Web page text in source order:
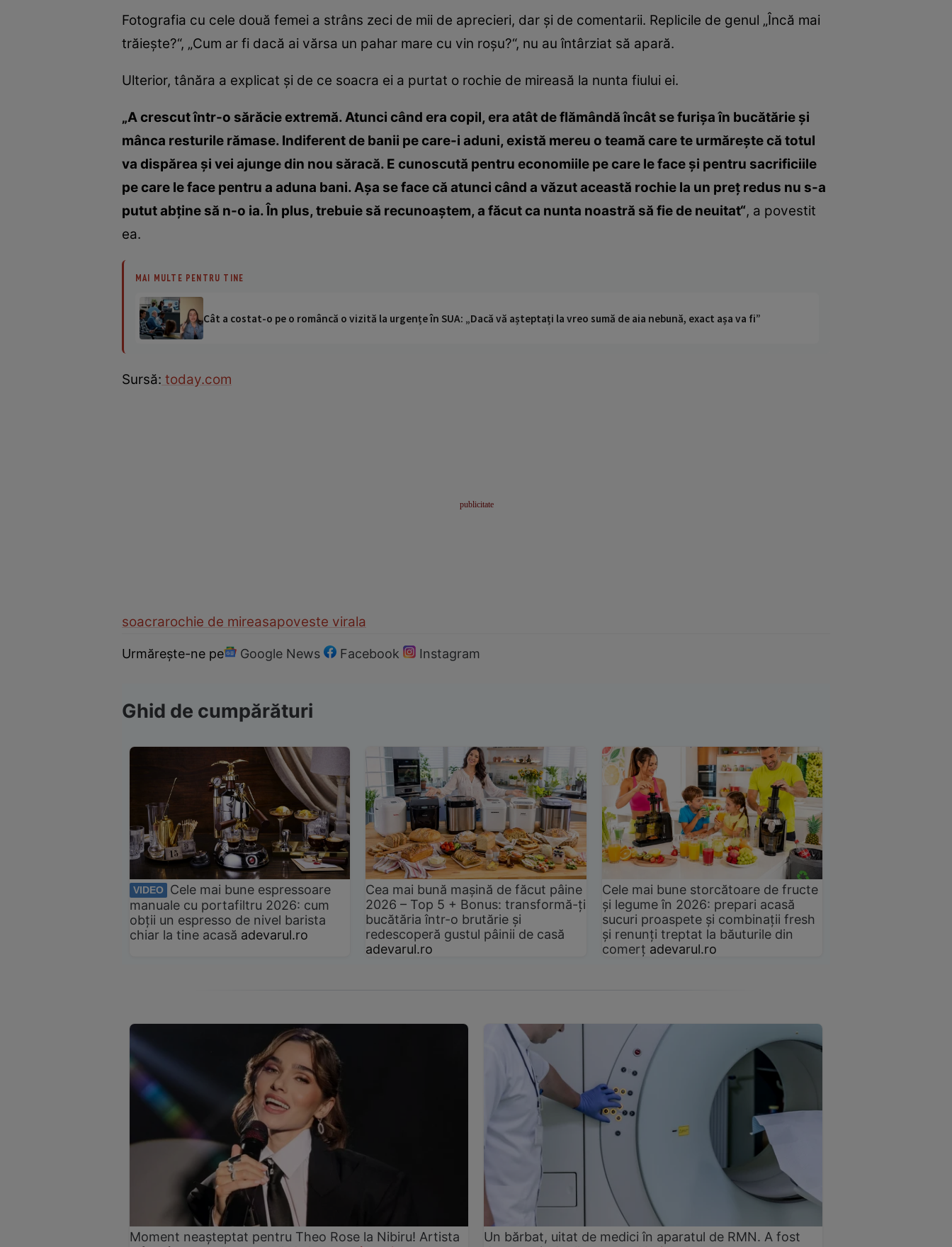
Fotografia cu cele două femei a strâns zeci de mii de aprecieri, dar şi de comentarii. Replicile de genul „Încă mai
trăieşte?“, „Cum ar fi dacă ai vărsa un pahar mare cu vin roşu?“, nu au întârziat să apară.
Ulterior, tânăra a explicat şi de ce soacra ei a purtat o rochie de mireasă la nunta fiului ei.
„A crescut într-o sărăcie extremă. Atunci când era copil, era atât de flămândă încât se furişa în bucătărie şi
mânca resturile rămase. Indiferent de banii pe care-i aduni, există mereu o teamă care te urmăreşte că totul
va dispărea şi vei ajunge din nou săracă. E cunoscută pentru economiile pe care le face şi pentru sacrificiile
pe care le face pentru a aduna bani. Aşa se face că atunci când a văzut această rochie la un preţ redus nu s-a
putut abţine să n-o ia. În plus, trebuie să recunoaştem, a făcut ca nunta noastră să fie de neuitat“, a povestit
ea.
MAI MULTE PENTRU TINE
Cât a costat-o pe o româncă o vizită la urgențe în SUA: „Dacă vă așteptați la vreo sumă de aia nebună, exact așa va fi”
Sursă: today.com
soacrarochie de mireasapoveste virala
Urmărește-ne pe Google News Facebook Instagram
Ghid de cumpărături
VIDEO
Cele mai bune espressoare
manuale cu portafiltru 2026: cum
obții un espresso de nivel barista
chiar la tine acasă adevarul.ro
Cea mai bună mașină de făcut pâine
2026 – Top 5 + Bonus: transformă-ți
bucătăria într-o brutărie și
redescoperă gustul pâinii de casă
adevarul.ro
Cele mai bune storcătoare de fructe
și legume în 2026: prepari acasă
sucuri proaspete și combinații fresh
și renunți treptat la băuturile din
comerț adevarul.ro
Moment neașteptat pentru Theo Rose la Nibiru! Artista
Un bărbat, uitat de medici în aparatul de RMN. A fost